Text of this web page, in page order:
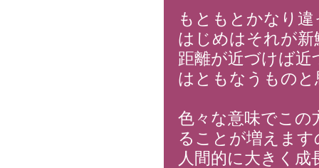
もともとかなり
はじめはそれが
距離が近づけば近
はともなうもの
色々な意味でこ
ることが増えます
人間的に大きく